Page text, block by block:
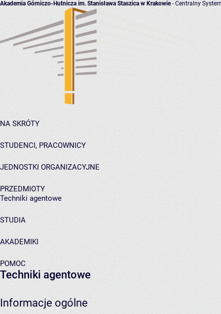
Akademia Górniczo-Hutnicza im. Stanisława Staszica w Krakowie- Centralny
NA SKRÓTY
STUDENCI, PRACOWNICY
JEDNOSTKI ORGANIZACYJNE
PRZEDMIOTY
Techniki agentowe
STUDIA
AKADEMIKI
POMOC
Techniki agentowe
Informacje ogólne